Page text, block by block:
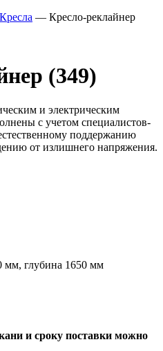
Кресла — Кресло-реклайнер
(349)
и электрическим
с учетом специалистов-
поддержанию
от излишнего напряжения.
мм, глубина 1650 мм
и сроку поставки можно